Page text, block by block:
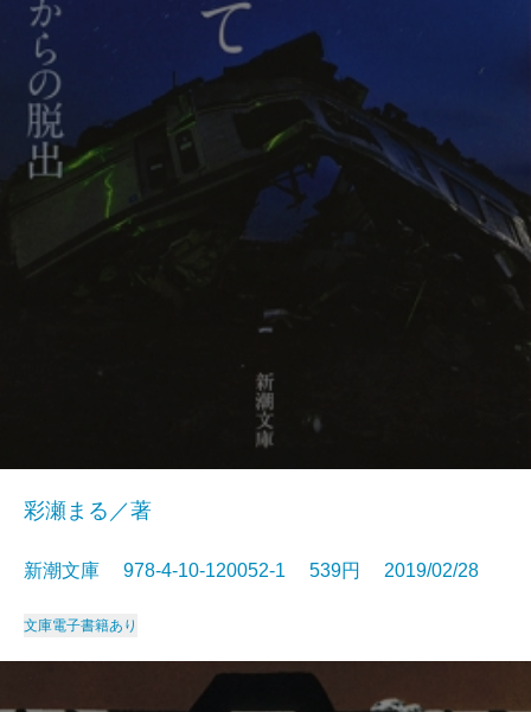
彩瀬まる／著
新潮文庫 978-4-10-120052-1 539円 2019/02/28
文庫電子書籍あり